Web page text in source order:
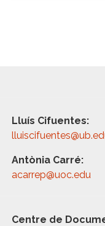
Lluís Cifuentes:
Antònia Carré:
acarrep@uoc.edu
Centre de